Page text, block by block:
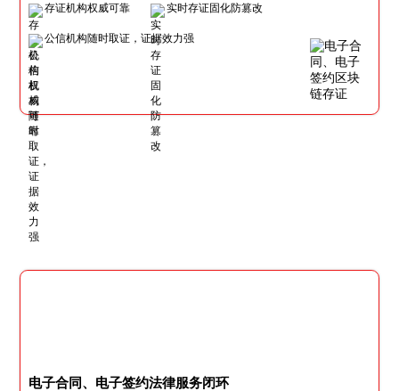
存证机构权威可靠 实时存证固化防篡改
公信机构随时取证，证据效力强
电子合同、电子签约法律服务闭环